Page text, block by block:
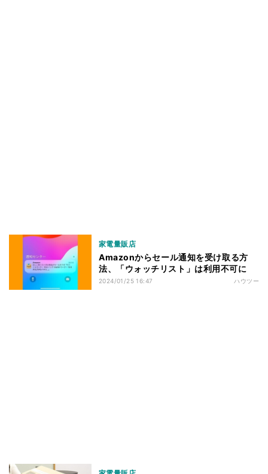
家電量販店
Amazonからセール通知を受け取る方
法、「ウォッチリスト」は利用不可に
2024/01/25 16:47 ハウツー